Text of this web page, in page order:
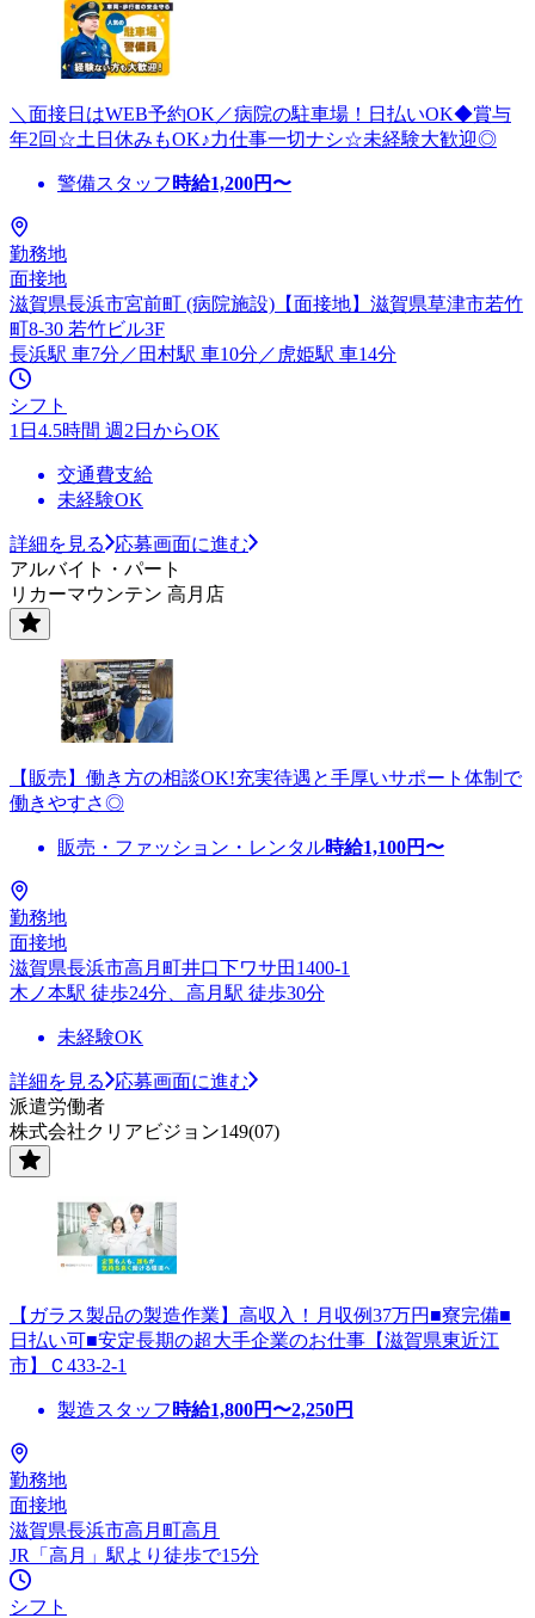
＼面接日はWEB予約OK／病院の駐車場！日払いOK◆賞与
年2回☆土日休みもOK♪力仕事一切ナシ☆未経験大歓迎◎
警備スタッフ 時給1,200円〜
勤務地
面接地
滋賀県長浜市宮前町 (病院施設)【面接地】滋賀県草津市若竹
町8-30 若竹ビル3F
長浜駅 車7分／田村駅 車10分／虎姫駅 車14分
シフト
1日4.5時間 週2日からOK
交通費支給
未経験OK
詳細を見る
応募画面に進む
アルバイト・パート
リカーマウンテン 高月店
【販売】働き方の相談OK!充実待遇と手厚いサポート体制で
働きやすさ◎
販売・ファッション・レンタル時給1,100円〜
勤務地
面接地
滋賀県長浜市高月町井口下ワサ田1400-1
木ノ本駅 徒歩24分、高月駅 徒歩30分
未経験OK
詳細を見る
応募画面に進む
派遣労働者
株式会社クリアビジョン149(07)
【ガラス製品の製造作業】高収入！月収例37万円■寮完備■
日払い可■安定長期の超大手企業のお仕事【滋賀県東近江
市】Ｃ433-2-1
製造スタッフ 時給1,800円〜2,250円
勤務地
面接地
滋賀県長浜市高月町高月
JR「高月」駅より徒歩で15分
シフト